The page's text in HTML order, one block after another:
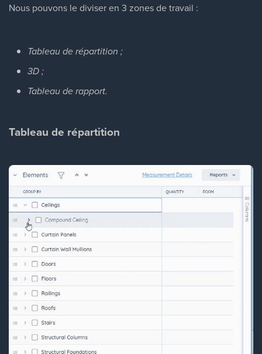
Nous pouvons le diviser en 3 zones de travail :
Tableau de répartition ;
3D ;
Tableau de rapport.
Tableau de répartition